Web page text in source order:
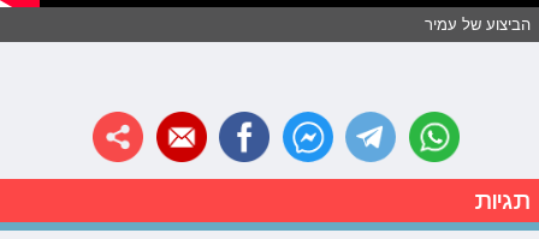
הביצוע של עמיר
תגיות